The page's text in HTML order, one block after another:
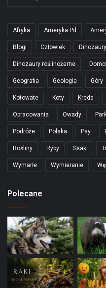
Afryka Ameryka Pd
Blogi Człowiek Dinozaury
Dinozaury roślinożerne
Geografia Geologia Góry
Kotowate Koty Kreda
Opracowania Owady
Podróże Polska Psy
Rośliny Ryby Ssaki
Wymarłe Wymieranie
Polecane